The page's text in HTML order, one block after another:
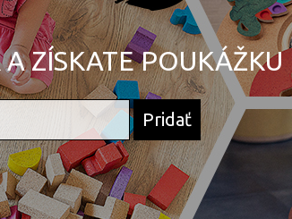
ZÍSKATE